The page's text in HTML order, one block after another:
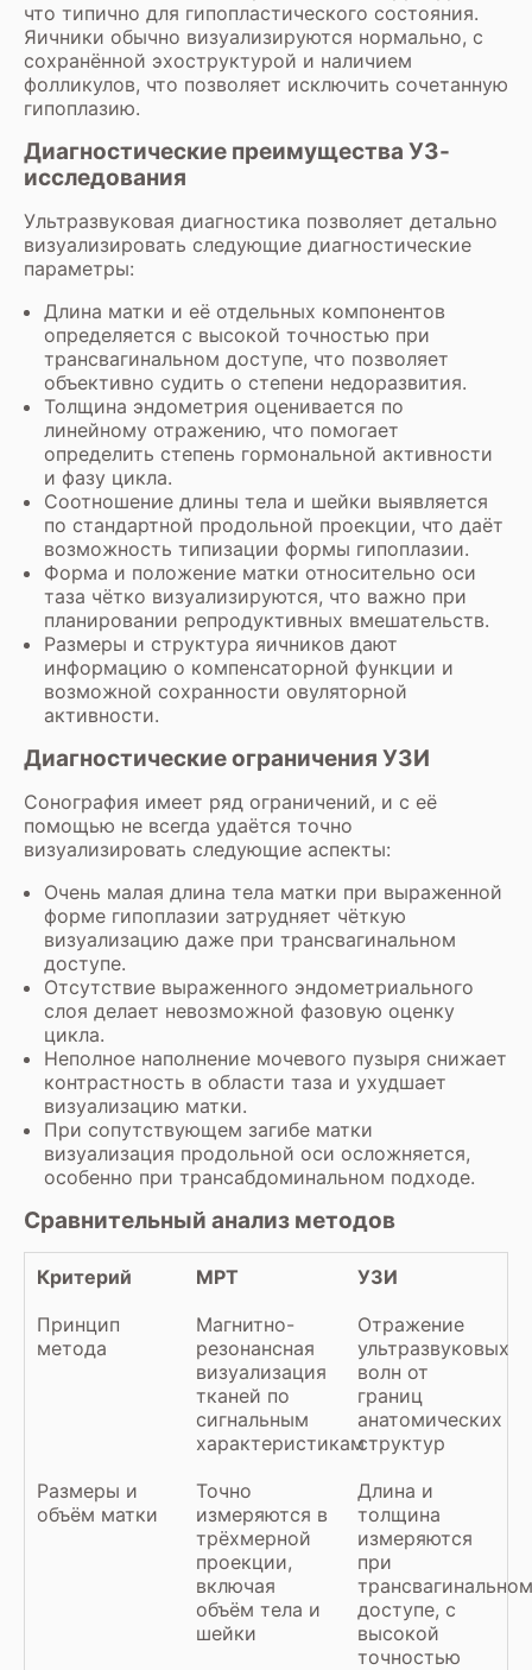
что типично для гипопластического состояния.
Яичники обычно визуализируются нормально, с
сохранённой эхоструктурой и наличием
фолликулов, что позволяет исключить сочетанную
гипоплазию.
Диагностические преимущества УЗ-
исследования
Ультразвуковая диагностика позволяет детально
визуализировать следующие диагностические
параметры:
Длина матки и её отдельных компонентов
определяется с высокой точностью при
трансвагинальном доступе, что позволяет
объективно судить о степени недоразвития.
Толщина эндометрия оценивается по
линейному отражению, что помогает
определить степень гормональной активности
и фазу цикла.
Соотношение длины тела и шейки выявляется
по стандартной продольной проекции, что даёт
возможность типизации формы гипоплазии.
Форма и положение матки относительно оси
таза чётко визуализируются, что важно при
планировании репродуктивных вмешательств.
Размеры и структура яичников дают
информацию о компенсаторной функции и
возможной сохранности овуляторной
активности.
Диагностические ограничения УЗИ
Сонография имеет ряд ограничений, и с её
помощью не всегда удаётся точно
визуализировать следующие аспекты:
Очень малая длина тела матки при выраженной
форме гипоплазии затрудняет чёткую
визуализацию даже при трансвагинальном
доступе.
Отсутствие выраженного эндометриального
слоя делает невозможной фазовую оценку
цикла.
Неполное наполнение мочевого пузыря снижает
контрастность в области таза и ухудшает
визуализацию матки.
При сопутствующем загибе матки
визуализация продольной оси осложняется,
особенно при трансабдоминальном подходе.
Сравнительный анализ методов
Критерий МРТ
УЗИ
Принцип
метода
Магнитно-
резонансная
визуализация
тканей по
сигнальным
характеристикам
Отражение
ультразвуковых
волн от
границ
анатомических
структур
Размеры и
объём матки
Точно
измеряются в
трёхмерной
проекции,
включая
объём тела и
шейки
Длина и
толщина
измеряются
при
трансвагинальном
доступе, с
высокой
точностью